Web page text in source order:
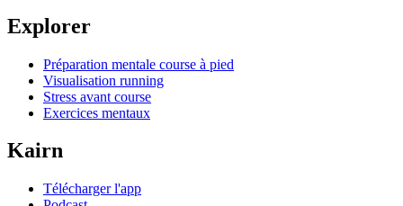
Explorer
Préparation mentale course à pied
Visualisation running
Stress avant course
Exercices mentaux
Kairn
Télécharger l'app